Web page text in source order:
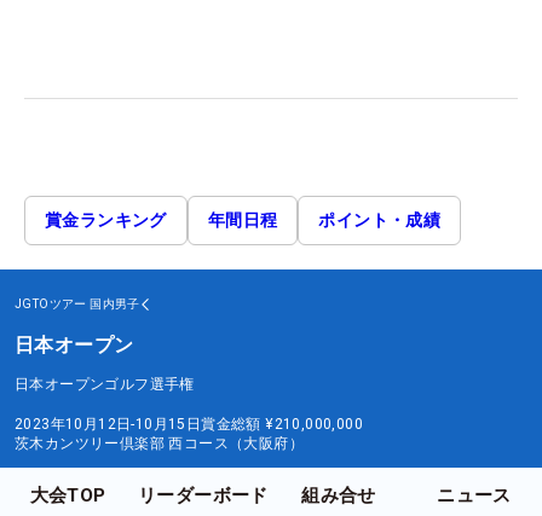
賞金ランキング 年間日程 ポイント・成績
JGTOツアー 国内男子
日本オープン
日本オープンゴルフ選手権
2023年10月12日-10月15日賞金総額 ¥210,000,000
茨木カンツリー倶楽部 西コース（大阪府）
大会TOP リーダーボード 組み合せ ニュース